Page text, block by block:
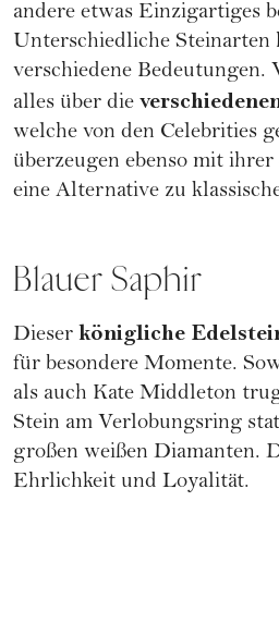
andere etwas Einzigartiges
Unterschiedliche Steinarten
verschiedene Bedeutungen.
alles über die
welche von den Celebrities
überzeugen ebenso mit
eine Alternative zu
Blauer Saphir
Dieser königliche
für besondere Momente.
als auch Kate Middleton
Stein am Verlobungsring
großen weißen Diamanten.
Ehrlichkeit und Loyalität.